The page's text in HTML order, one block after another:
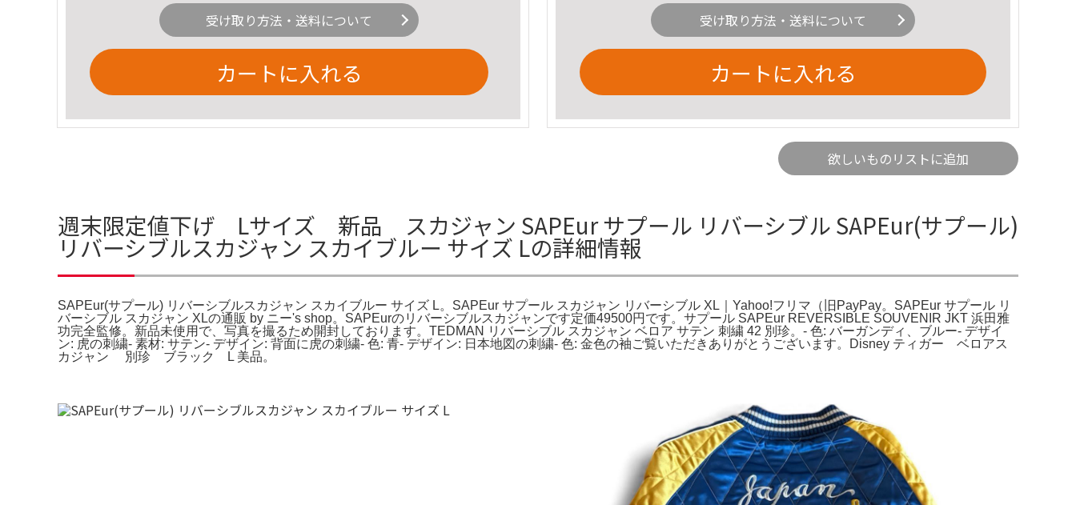
受け取り方法・送料について
カートに入れる
受け取り方法・送料について
カートに入れる
欲しいものリストに追加
週末限定値下げ Lサイズ 新品 スカジャン SAPEur サプール リバーシブル SAPEur(サプール)
リバーシブルスカジャン スカイブルー サイズ Lの詳細情報
SAPEur(サプール) リバーシブルスカジャン スカイブルー サイズ L。SAPEur サプール スカジャン リバーシブル XL｜Yahoo!フリマ（旧PayPay。SAPEur サプール リ
バーシブル スカジャン XLの通販 by ニー's shop。SAPEurのリバーシブルスカジャンです定価49500円です。サプール SAPEur REVERSIBLE SOUVENIR JKT 浜田雅
功完全監修。新品未使用で、写真を撮るため開封しております。TEDMAN リバーシブル スカジャン ベロア サテン 刺繍 42 別珍。- 色: バーガンディ、ブルー- デザイ
ン: 虎の刺繍- 素材: サテン- デザイン: 背面に虎の刺繍- 色: 青- デザイン: 日本地図の刺繍- 色: 金色の袖ご覧いただきありがとうございます。Disney ティガー ベロアス
カジャン 別珍 ブラック L 美品。